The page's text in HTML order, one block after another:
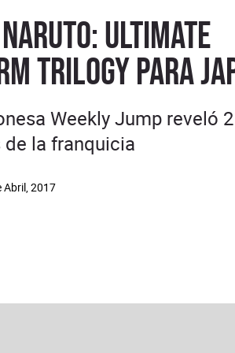
Ultimate
Trilogy para
Abril, 2017
Weekly Jump reveló 2
la franquicia